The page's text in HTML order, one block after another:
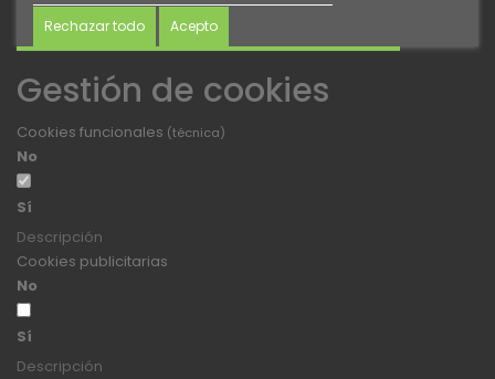
Rechazar todo Acepto
Gestión de cookies
Cookies funcionales (técnica)
No
Sí
Descripción
Cookies publicitarias
No
Sí
Descripción